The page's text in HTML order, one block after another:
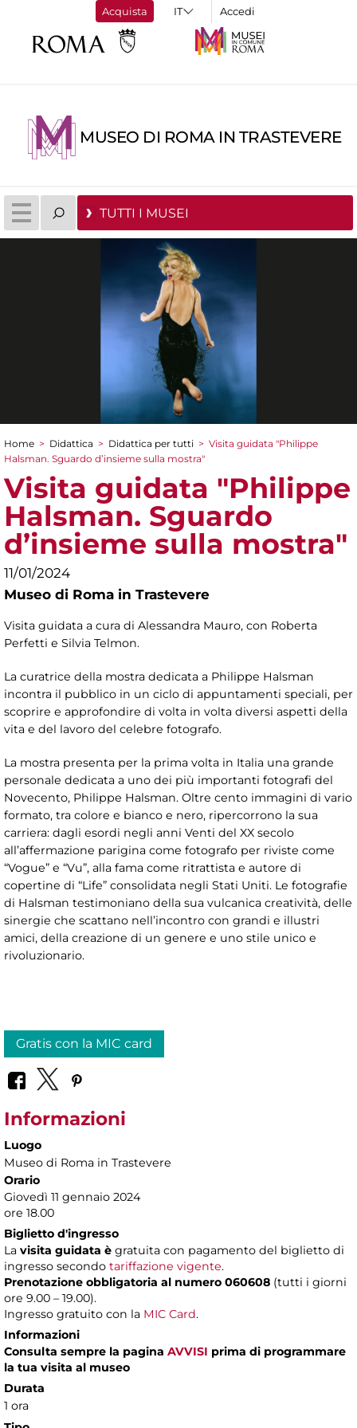
Acquista Accedi
MUSEO DI ROMA IN TRASTEVERE
TUTTI I MUSEI
Tu sei qui
Home > Didattica > Didattica per tutti > Visita guidata "Philippe
Halsman. Sguardo d’insieme sulla mostra"
Visita guidata "Philippe
Halsman. Sguardo
d’insieme sulla mostra"
11/01/2024
Museo di Roma in Trastevere
Visita guidata a cura di Alessandra Mauro, con Roberta
Perfetti e Silvia Telmon.
La curatrice della mostra dedicata a Philippe Halsman
incontra il pubblico in un ciclo di appuntamenti speciali, per
scoprire e approfondire di volta in volta diversi aspetti della
vita e del lavoro del celebre fotografo.
La mostra presenta per la prima volta in Italia una grande
personale dedicata a uno dei più importanti fotografi del
Novecento, Philippe Halsman. Oltre cento immagini di vario
formato, tra colore e bianco e nero, ripercorrono la sua
carriera: dagli esordi negli anni Venti del XX secolo
all’affermazione parigina come fotografo per riviste come
“Vogue” e “Vu”, alla fama come ritrattista e autore di
copertine di “Life” consolidata negli Stati Uniti. Le fotografie
di Halsman testimoniano della sua vulcanica creatività, delle
sinergie che scattano nell’incontro con grandi e illustri
amici, della creazione di un genere e uno stile unico e
rivoluzionario.
Gratis con la MIC card
Informazioni
Luogo
Museo di Roma in Trastevere
Orario
Giovedì 11 gennaio 2024
ore 18.00
Biglietto d'ingresso
La visita guidata è gratuita con pagamento del biglietto di
ingresso secondo tariffazione vigente.
Prenotazione obbligatoria al numero 060608 (tutti i giorni
ore 9.00 – 19.00).
Ingresso gratuito con la MIC Card.
Informazioni
Consulta sempre la pagina AVVISI prima di programmare
la tua visita al museo
Durata
1 ora